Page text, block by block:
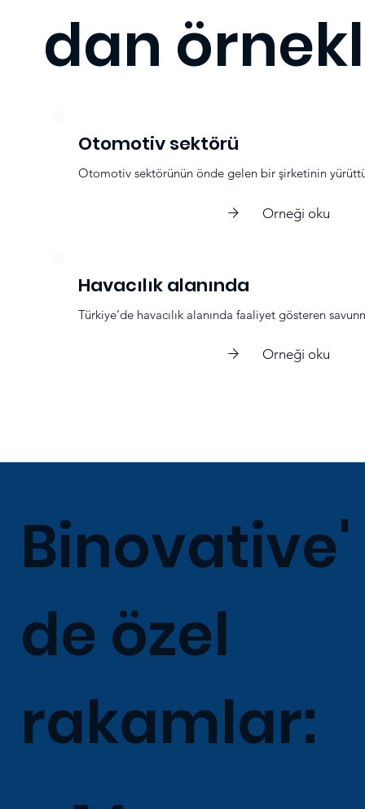
Binovative'
de özel
rakamlar:
dan
Havacılık alanında
Türkiye’de havacılık alanında faaliyet gösteren
Orneği oku
Otomotiv sektörü
Otomotiv sektörünün önde gelen bir şirketinin
Orneği oku